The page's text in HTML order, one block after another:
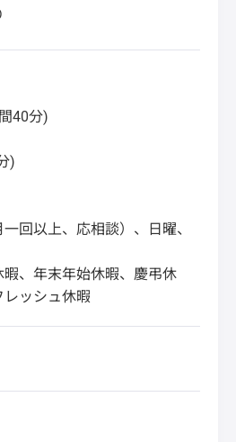
40分)
)
回以上、応相談）、日曜、
、年末年始休暇、慶弔休
ッシュ休暇